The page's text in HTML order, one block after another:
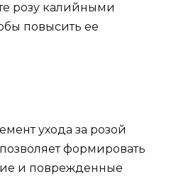
розу калийными
повысить ее
ухода за розой
формировать
и поврежденные